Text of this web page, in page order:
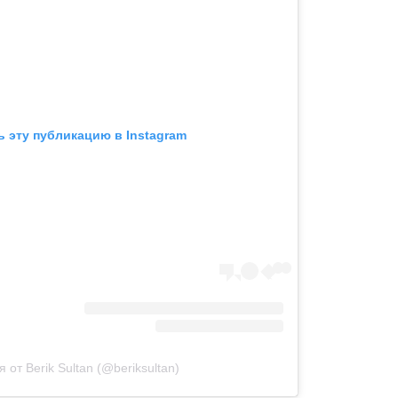
эту публикацию в Instagram
от Berik Sultan (@beriksultan)